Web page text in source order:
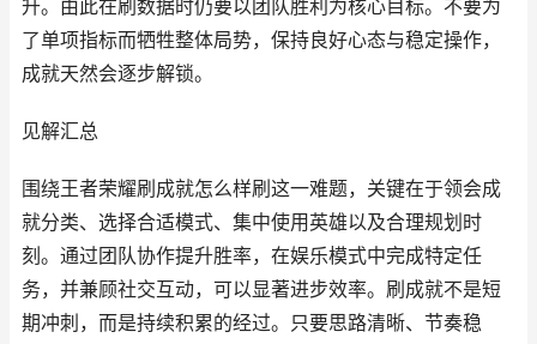
升。由此在刷数据时仍要以团队胜利为核心目标。不要为
了单项指标而牺牲整体局势，保持良好心态与稳定操作，
成就天然会逐步解锁。
见解汇总
围绕王者荣耀刷成就怎么样刷这一难题，关键在于领会成
就分类、选择合适模式、集中使用英雄以及合理规划时
刻。通过团队协作提升胜率，在娱乐模式中完成特定任
务，并兼顾社交互动，可以显著进步效率。刷成就不是短
期冲刺，而是持续积累的经过。只要思路清晰、节奏稳